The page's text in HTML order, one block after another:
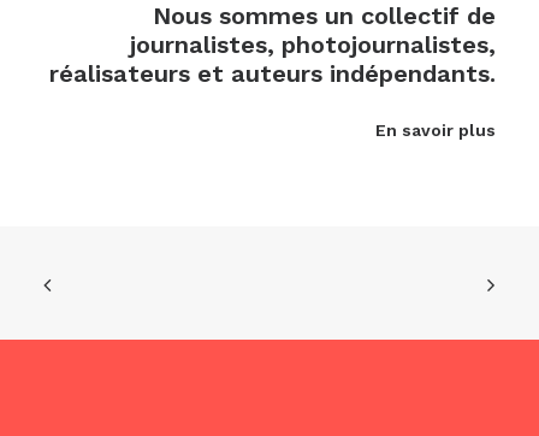
Nous sommes un collectif de
journalistes, photojournalistes,
réalisateurs et auteurs indépendants.
En savoir plus